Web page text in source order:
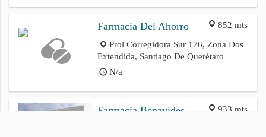
852 mts
Farmacia Del Ahorro
Prol Corregidora Sur 176, Zona Dos
Extendida, Santiago De Querétaro
N/a
933 mts
Farmacia Benavides